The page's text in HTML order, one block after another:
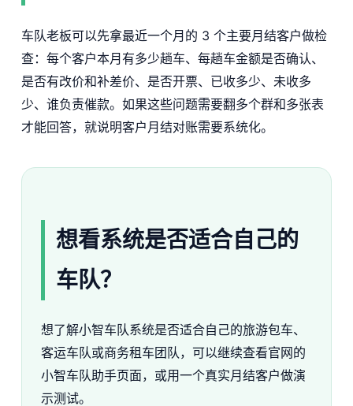
车队老板可以先拿最近一个月的 3 个主要月结客户做检
查：每个客户本月有多少趟车、每趟车金额是否确认、
是否有改价和补差价、是否开票、已收多少、未收多
少、谁负责催款。如果这些问题需要翻多个群和多张表
才能回答，就说明客户月结对账需要系统化。
想看系统是否适合自己的
车队？
想了解小智车队系统是否适合自己的旅游包车、
客运车队或商务租车团队，可以继续查看官网的
小智车队助手页面，或用一个真实月结客户做演
示测试。